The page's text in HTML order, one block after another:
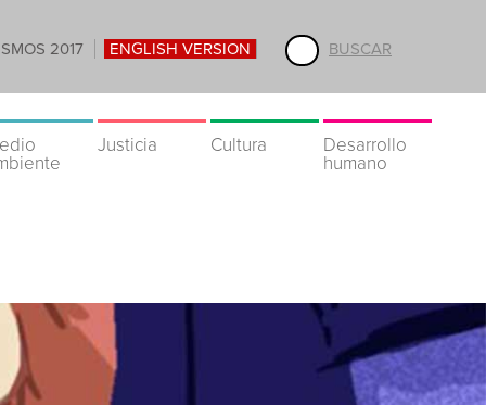
BUSCAR
2017 ENGLISH VERSION
Justicia Cultura
Desarrollo
humano